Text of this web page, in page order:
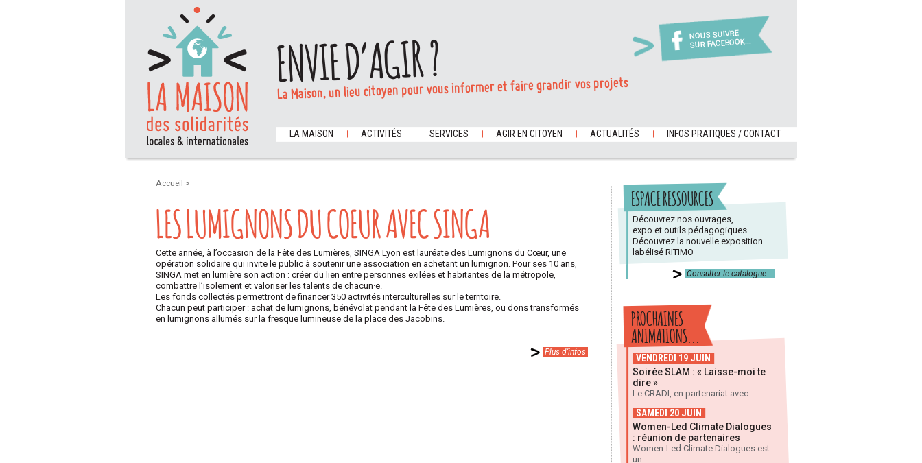
NOUS SUIVRE
SUR FACEBOOK...
ENVIE D’AGIR ?
La Maison, un lieu citoyen pour vous informer et faire grandir vos projets
LA MAISON ACTIVITÉS SERVICES AGIR EN CITOYEN ACTUALITÉS INFOS PRATIQUES / CONTACT
Accueil >
LES LUMIGNONS DU COEUR AVEC SINGA
Cette année, à l’occasion de la Fête des Lumières, SINGA Lyon est lauréate des Lumignons du Cœur, une
opération solidaire qui invite le public à soutenir une association en achetant un lumignon. Pour ses 10 ans,
SINGA met en lumière son action : créer du lien entre personnes exilées et habitantes de la métropole,
combattre l’isolement et valoriser les talents de chacun·e.
Les fonds collectés permettront de financer 350 activités interculturelles sur le territoire.
Chacun peut participer : achat de lumignons, bénévolat pendant la Fête des Lumières, ou dons transformés
en lumignons allumés sur la fresque lumineuse de la place des Jacobins.
Plus d’infos
ESPACE RESSOURCES
Découvrez nos ouvrages,
expo et outils pédagogiques.
Découvrez la nouvelle exposition
labélisé RITIMO
Consulter le catalogue...
PROCHAINES
ANIMATIONS...
VENDREDI 19 JUIN
Soirée SLAM : « Laisse-moi te
dire »
Le CRADI, en partenariat avec...
SAMEDI 20 JUIN
Women-Led Climate Dialogues
: réunion de partenaires
Women-Led Climate Dialogues est
un...